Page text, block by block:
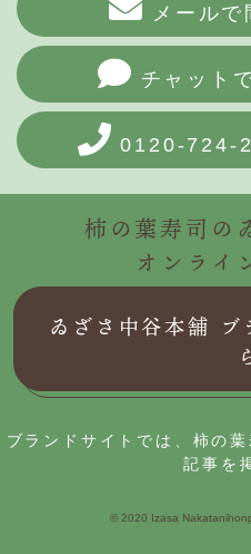
メールで
チャット
0120-724-
柿の葉寿司の
オンライ
ゐざさ中谷本舗 ブ
ブランドサイトでは、柿の
記事を
© 2020 Izasa